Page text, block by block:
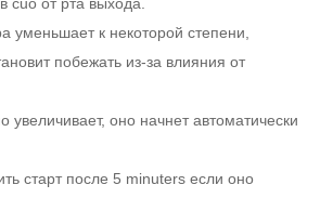
уменьшает к некоторой степени,
побежать из-за влияния от
увеличивает, оно начнет автоматически
старт после 5 minuters если оно